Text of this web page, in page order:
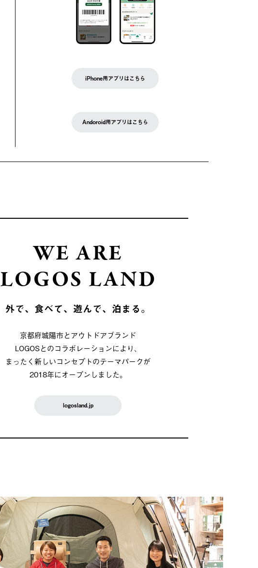
iPhone用アプリはこちら
Andoroid用アプリはこちら
WE ARE
LOGOS LAND
外で、食べて、遊んで、泊まる。
京都府城陽市とアウトドアブランド
LOGOSとのコラボレーションにより、
まったく新しいコンセプトのテーマパークが
2018年にオープンしました。
logosland.jp